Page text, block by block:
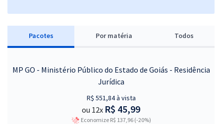
Pacotes Por matéria Todos
MP GO - Ministério Público do Estado de Goiás - Residência
Jurídica
R$ 551,84 à vista
ou 12x R$ 45,99
Economize R$ 137,96 (-20%)